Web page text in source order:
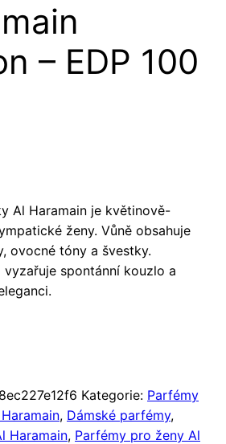
– EDP 100
Al Haramain je květinově-
ženy. Vůně obsahuje
ovocné tóny a švestky.
spontánní kouzlo a
Kategorie: Parfémy
, Dámské parfémy,
Haramain, Parfémy pro ženy Al